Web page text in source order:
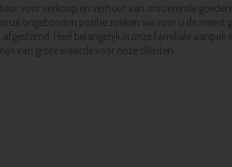
voor verkoop en verhuur van onroerende
ongebonden positie zoeken we voor u de
Heel belangerijk is onze familiale aanpak
van grote waarde voor onze cliënten.